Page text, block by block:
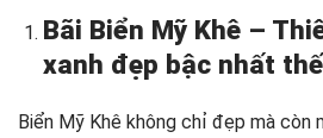
Bãi Biển Mỹ Khê –
xanh đẹp bậc nhất
Biển Mỹ Khê không chỉ đẹp mà còn